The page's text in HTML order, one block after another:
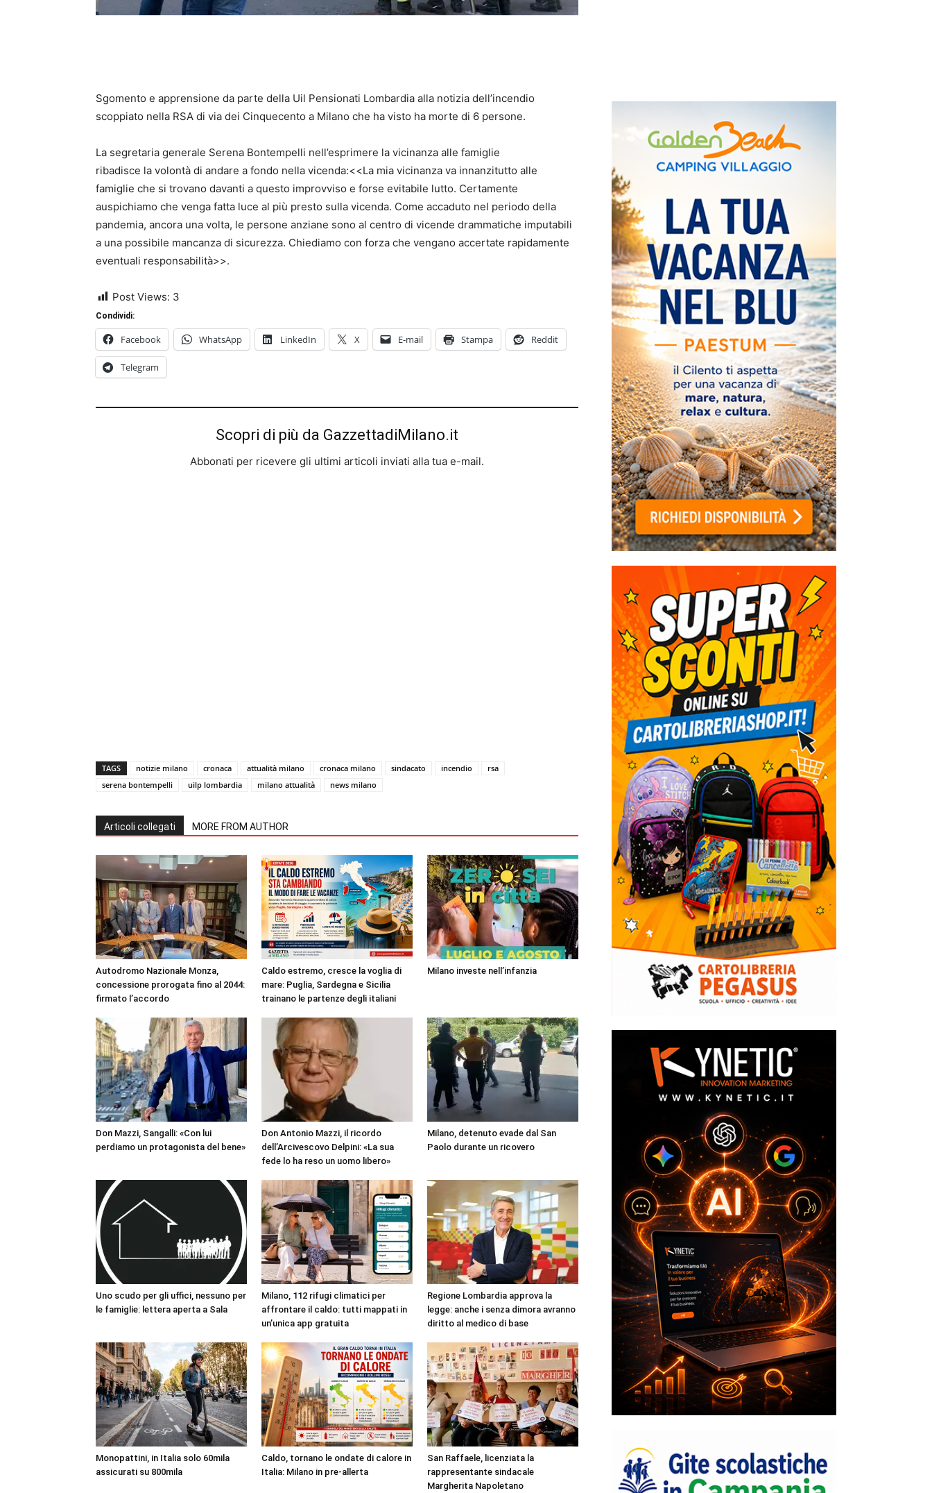
Sgomento e apprensione da parte della Uil Pensionati Lombardia alla notizia dell’incendio
scoppiato nella RSA di via dei Cinquecento a Milano che ha visto ha morte di 6 persone.
La segretaria generale Serena Bontempelli nell’esprimere la vicinanza alle famiglie
ribadisce la volontà di andare a fondo nella vicenda:<<La mia vicinanza va innanzitutto alle
famiglie che si trovano davanti a questo improvviso e forse evitabile lutto. Certamente
auspichiamo che venga fatta luce al più presto sulla vicenda. Come accaduto nel periodo della
pandemia, ancora una volta, le persone anziane sono al centro di vicende drammatiche imputabili
a una possibile mancanza di sicurezza. Chiediamo con forza che vengano accertate rapidamente
eventuali responsabilità>>.
Post Views: 3
Condividi:
Facebook WhatsApp LinkedIn X E-mail Stampa Reddit
Telegram
Scopri di più da GazzettadiMilano.it
Abbonati per ricevere gli ultimi articoli inviati alla tua e-mail.
TAGS notizie milano cronaca attualità milano cronaca milano sindacato incendio
rsa
serena bontempelli
uilp lombardia milano attualità news milano
Articoli collegati MORE FROM AUTHOR
Autodromo Nazionale Monza,
concessione prorogata fino al 2044:
firmato l’accordo
Caldo estremo, cresce la voglia di
mare: Puglia, Sardegna e Sicilia
trainano le partenze degli italiani
Milano investe nell’infanzia
Don Mazzi, Sangalli: «Con lui
perdiamo un protagonista del bene»
Don Antonio Mazzi, il ricordo
dell’Arcivescovo Delpini: «La sua
fede lo ha reso un uomo libero»
Milano, detenuto evade dal San
Paolo durante un ricovero
Uno scudo per gli uffici, nessuno per
le famiglie: lettera aperta a Sala
Milano, 112 rifugi climatici per
affrontare il caldo: tutti mappati in
un’unica app gratuita
Regione Lombardia approva la
legge: anche i senza dimora avranno
diritto al medico di base
Monopattini, in Italia solo 60mila
assicurati su 800mila
Caldo, tornano le ondate di calore in
Italia: Milano in pre-allerta
San Raffaele, licenziata la
rappresentante sindacale
Margherita Napoletano